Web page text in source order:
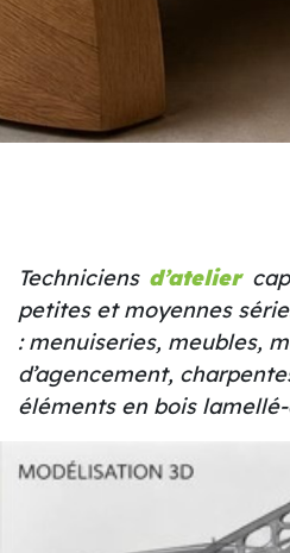
Techniciens d’atelier
petites et moyennes
: menuiseries, meubles,
d’agencement,
éléments en bois